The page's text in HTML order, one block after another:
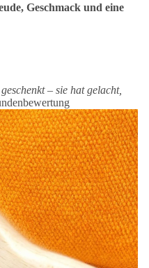
Geschmack und eine
– sie hat gelacht,